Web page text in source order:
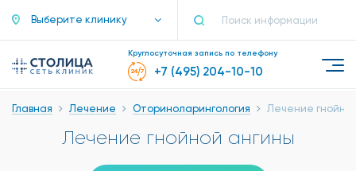
Выберите клинику
Круглосуточная запись по телефону
+7 (495) 204-10-10
Главная Лечение Оториноларингология Лечение
Лечение гнойной ангины